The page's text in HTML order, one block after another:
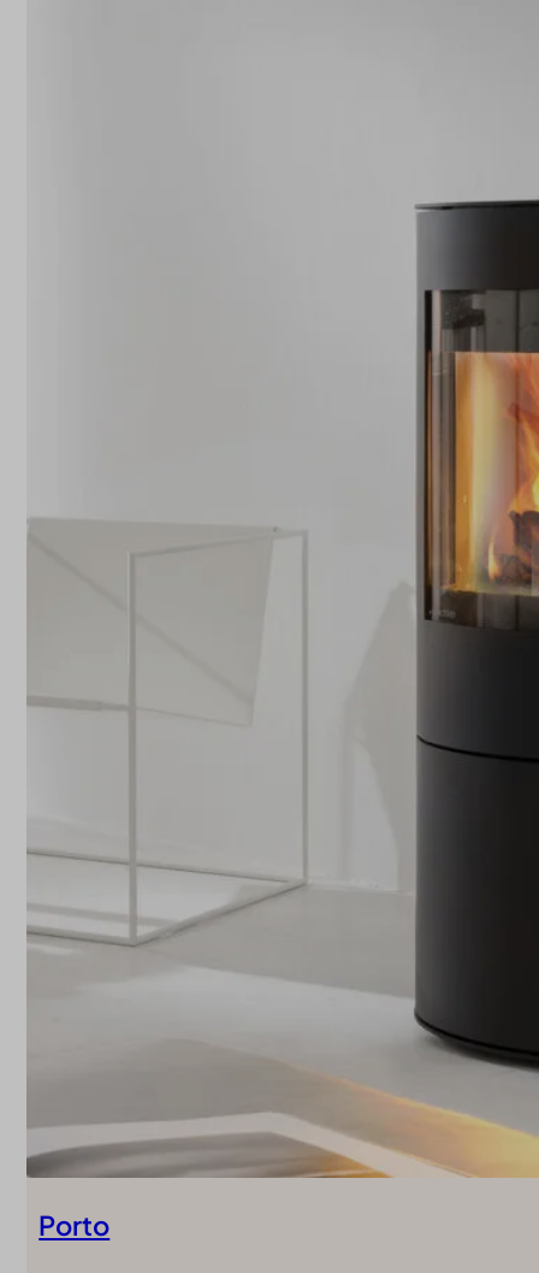
Porto